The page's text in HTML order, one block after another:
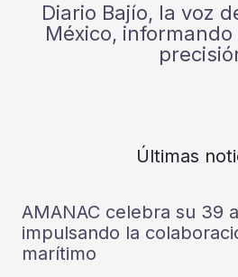
Diario Bajío, la voz
México,
Últimas
AMANAC celebra su 39
impulsando la
marítimo